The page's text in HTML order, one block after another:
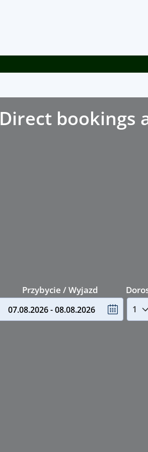
Direct bookings
Przybycie / Wyjazd
07.08.2026 - 08.08.2026